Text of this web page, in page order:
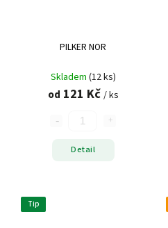
PILKER NOR
Skladem (12 ks)
od 121 Kč / ks
Detail
Tip